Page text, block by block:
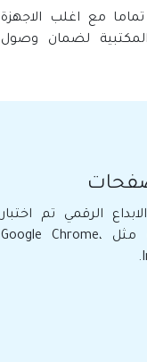
تماما مع اغلب الاجهزة
المكتبية لضمان وصول
الرقمي تم اختبار
توافقيتها مع المتصفحات الشائعة مثل Google Chrome،